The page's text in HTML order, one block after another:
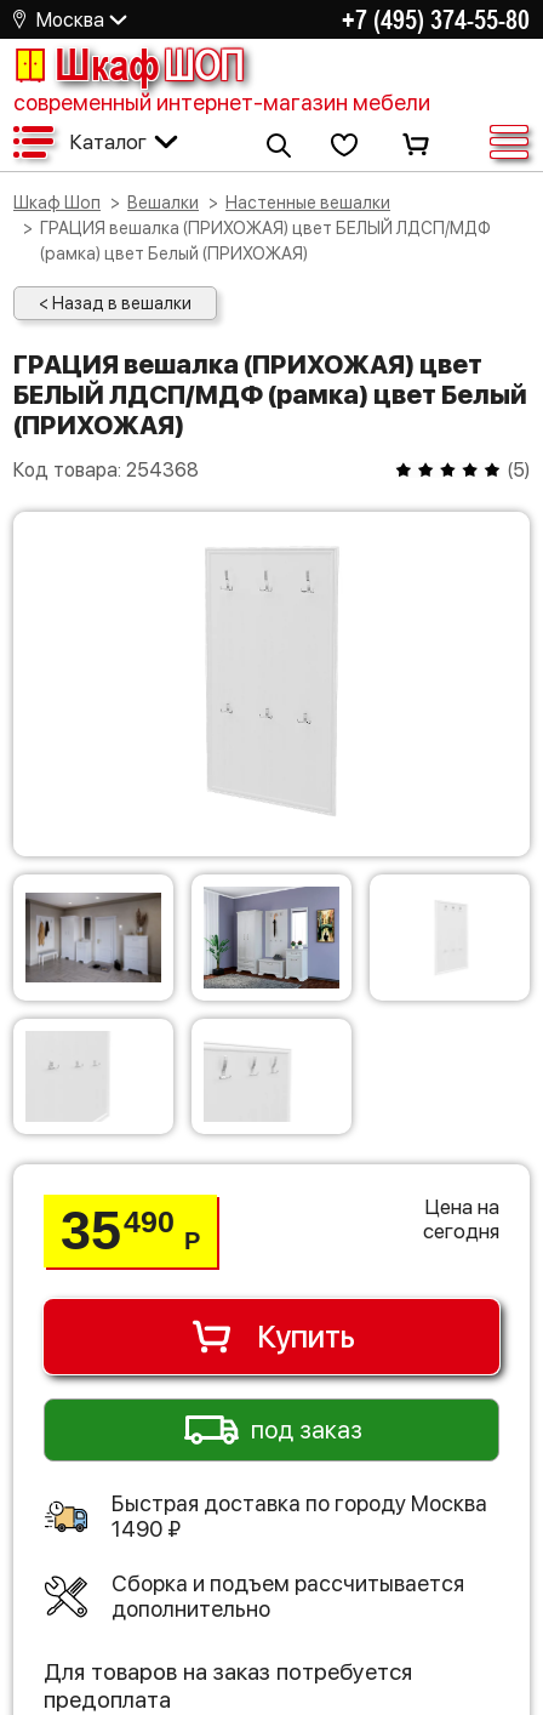
Москва +7 (495) 374-55-80
ШкафШОП
современный интернет-магазин мебели
Каталог
Шкаф Шоп Вешалки
Настенные вешалки
ГРАЦИЯ вешалка (ПРИХОЖАЯ) цвет БЕЛЫЙ ЛДСП/МДФ
(рамка) цвет Белый (ПРИХОЖАЯ)
< Назад в вешалки
ГРАЦИЯ вешалка (ПРИХОЖАЯ) цвет
БЕЛЫЙ ЛДСП/МДФ (рамка) цвет Белый
(ПРИХОЖАЯ)
Код товара: 254368 (5)
35490
Р
Цена на
сегодня
Купить
под заказ
Быстрая доставка по городу Москва
1490 ₽
Сборка и подъем рассчитывается
дополнительно
Для товаров на заказ потребуется
предоплата